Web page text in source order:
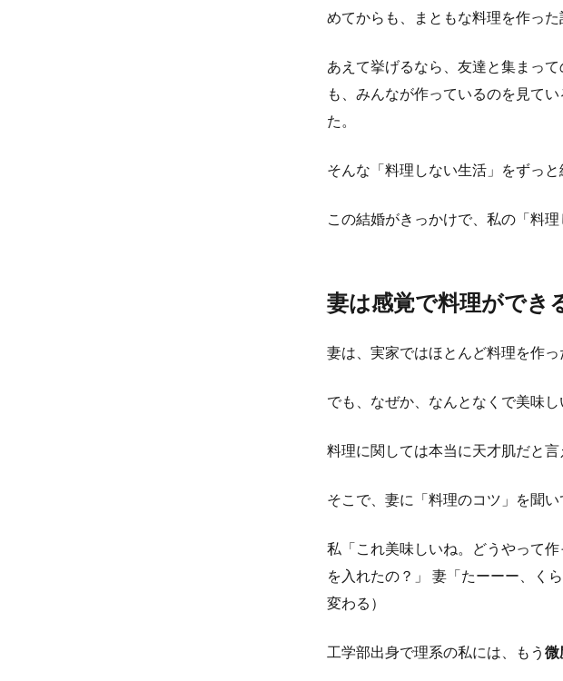
めてからも、まともな料理を作った
あえて挙げるなら、友達と集まっ
も、みんなが作っているのを見て
た。
そんな「料理しない生活」をずっ
この結婚がきっかけで、私の「料
妻は感覚で料理ができ
妻は、実家ではほとんど料理を作っ
でも、なぜか、なんとなくで美味し
料理に関しては本当に天才肌だと言
そこで、妻に「料理のコツ」を聞い
私「これ美味しいね。どうやって
を入れたの？」 妻「たーーー、く
変わる）
工学部出身で理系の私には、もう 微